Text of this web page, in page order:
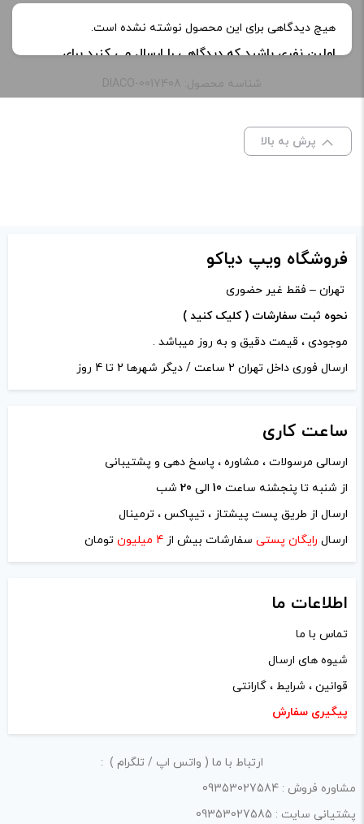
نیکوتین: 0 میلی گرم, 3 میلی‌ گرم
هیچ دیدگاهی برای این محصول نوشته نشده است.
اولین نفری باشید که دیدگاهی را ارسال می کنید برای
“جویس انبه یخ رایپ ویپز | Ripe Vapes Mango Freez
نشانی ایمیل شما منتشر نخواهد شد.
علامت‌گذاری شده‌اند
دیدگاه شما*
نام*
ایمیل*
ذخیره نام، ایمیل و وبسایت من در مرورگر برای زمانی که دوباره
دیدگاهی می‌نویسم.
لازم است محتوای ارسالی منطبق برعرف و شئونات جامعه و با
بیانی رسمی و عاری از لحن تند، تمسخرو توهین باشد.
از ارسال لینک‌های سایت‌های دیگر و ارایه‌ی اطلاعات شخصی
خودتان مثل شماره تماس، ایمیل و آی‌دی شبکه‌های اجتماعی
شناسه محصول: DIACO-0017408
پرش به بالا
فروشگاه ویپ دیاکو
تهران – فقط غیر حضوری
نحوه ثبت سفارشات ( کلیک کنید )
موجودی ، قیمت دقیق و به روز میباشد .
ارسال فوری داخل تهران 2 ساعت / دیگر شهرها 2 تا 4 روز
ساعت کاری
ارسالی مرسولات ، مشاوره ، پاسخ دهی و پشتیبانی
از شنبه تا پنجشنه ساعت 10 الی 20 شب
ارسال از طریق پست پیشتاز ، تیپاکس ، ترمینال
ارسال رایگان پستی سفارشات بیش از 4 میلیون تومان
اطلاعات ما
تماس با ما
شیوه های ارسال
قوانین ، شرایط ، گارانتی
پیگیری سفارش
ارتباط با ما ( واتس اپ / تلگرام ) :
مشاوره فروش : 09353027584
پشتیانی سایت : 09353027585